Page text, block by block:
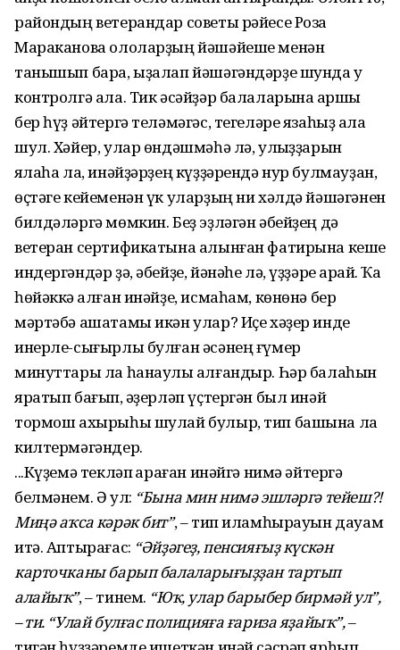
райондың ветерандар советы рәйесе Роза
Мараканова ололарҙың йәшәйеше менән
танышып бара, ыҙалап йәшәгәндәрҙе шунда уҡ
контролгә ала. Тик әсәйҙәр балаларына ҡаршы
бер һүҙ әйтергә теләмәгәс, тегеләре язаһыҙ ҡала
шул. Хәйер, улар өндәшмәһә лә, улҡыҙҙарын
яҡлаһа ла, инәйҙәрҙең күҙҙәрендә нур булмауҙан,
өҫтәге кейеменән үк уларҙың ни хәлдә йәшәгәнен
билдәләргә мөмкин. Беҙ эҙләгән әбейҙең дә
ветеран сертификатына алынған фатирына кеше
индергәндәр ҙә, әбейҙе, йәнәһе лә, үҙҙәре ҡарай. Ҡаҡ
һөйәккә ҡалған инәйҙе, исмаһам, көнөнә бер
мәртәбә ашатамы икән улар? Иҫе хәҙер инде
инерле-сығырлы булған әсәнең ғүмер
минуттары ла һанаулы ҡалғандыр. Һәр балаһын
яратып бағып, ҡәҙерләп үҫтергән был инәй
тормош ахырыһы шулай булыр, тип башына ла
килтермәгәндер.
...Күҙемә текләп ҡараған инәйгә нимә әйтергә
белмәнем. Ә ул: “Бына мин нимә эшләргә тейеш?!
Миңә аҡса кәрәк бит”, – тип иламһырауын дауам
итә. Аптырағас: “Әйҙәгеҙ, пенсияғыҙ күскән
карточканы барып балаларығыҙҙан тартып
алайыҡ”, – тинем. “Юҡ, улар барыбер бирмәй ул”,
– ти. “Улай булғас полицияға ғариза яҙайыҡ”,–